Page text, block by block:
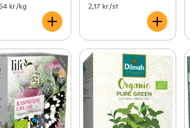
kr /kg 2,17 kr /st